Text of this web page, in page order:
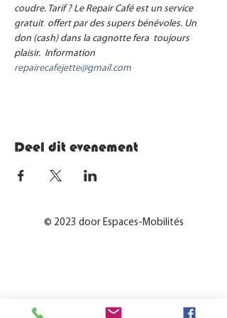
coudre. Tarif ? Le Repair Café est un service
gratuit  offert par des supers bénévoles. Un
don (cash) dans la cagnotte fera  toujours
plaisir.  Information
repairecafejette@gmail.com
Deel dit evenement
© 2023 door Espaces-Mobilités